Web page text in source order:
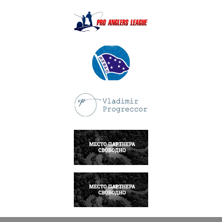
ПОДРОБНЕЕ
ПОДРОБНЕЕ
ПОДРОБНЕЕ
НАПИСАТЬ
НАПИСАТЬ